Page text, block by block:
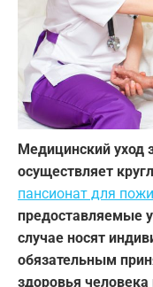
Медицинский
осуществляет
пансионат для
предоставляемые
случае носят
обязательным
здоровья человека